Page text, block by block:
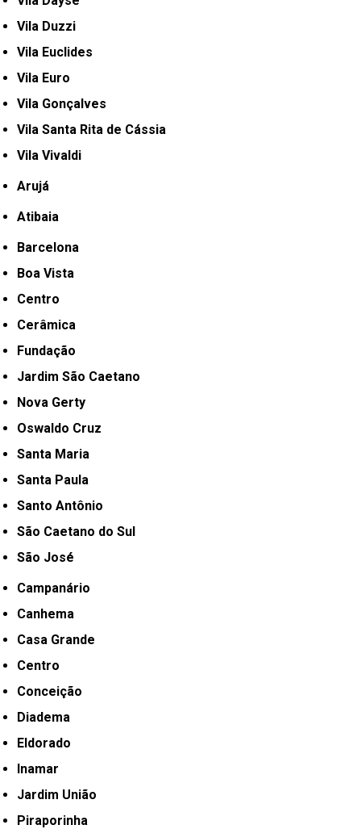
Vila Duzzi
Vila Euclides
Vila Euro
Vila Gonçalves
Vila Santa Rita de Cássia
Vila Vivaldi
Arujá
Atibaia
Barcelona
Boa Vista
Centro
Cerâmica
Fundação
Jardim São Caetano
Nova Gerty
Oswaldo Cruz
Santa Maria
Santa Paula
Santo Antônio
São Caetano do Sul
São José
Campanário
Canhema
Casa Grande
Centro
Conceição
Diadema
Eldorado
Inamar
Jardim União
Piraporinha